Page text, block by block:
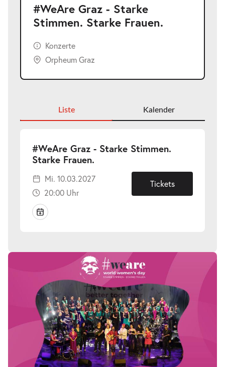
#WeAre Graz - Starke
Stimmen. Starke Frauen.
Konzerte
Orpheum Graz
Liste Kalender
#WeAre Graz - Starke Stimmen.
Starke Frauen.
10.03.2027
Mi. 10.03.2027
20:00 Uhr
Tickets